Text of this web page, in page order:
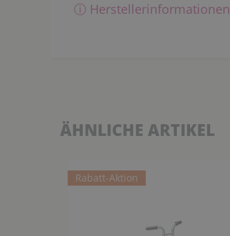
ⓘ Herstellerinformationen
ÄHNLICHE ARTIKEL
Rabatt-Aktion